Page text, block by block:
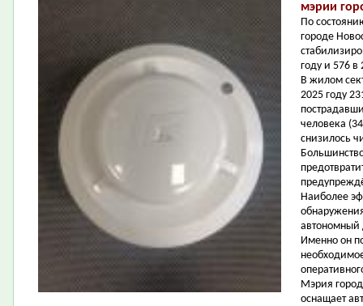
мэрии
По
городе
году и 576 в
В жилом
2025 году
человека
снизилось
Наиболее
Именно он
Мэрия
оснащает